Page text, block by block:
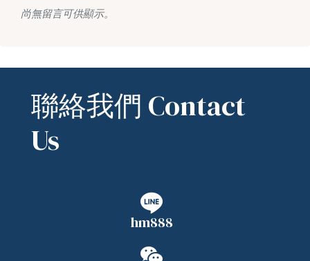
尚無留言可供顯示。
聯絡我們 Contact
Us
hm888